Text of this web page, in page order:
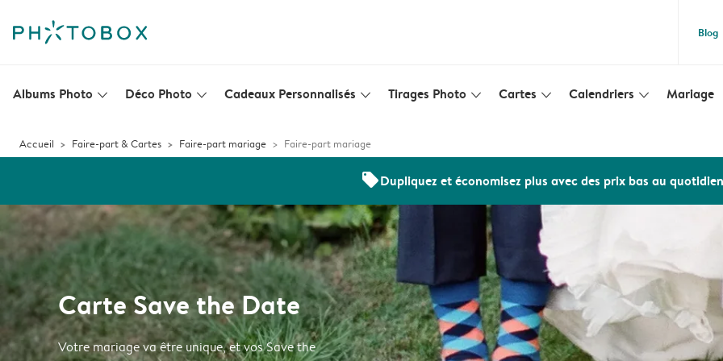
Blog
Albums Photo slim_arrow_down Déco Photo slim_arrow_down Cadeaux Personnalisés slim_arrow_down Tirages Photo slim_arrow_down Cartes slim_arrow_down Calendriers slim_arrow_down Mariage
Accueil Faire-part & Cartes Faire-part mariage Faire-part mariage
offersDupliquez et économisez plus avec des prix bas au quotidien
Carte Save the Date
Votre mariage va être unique, et vos Save the